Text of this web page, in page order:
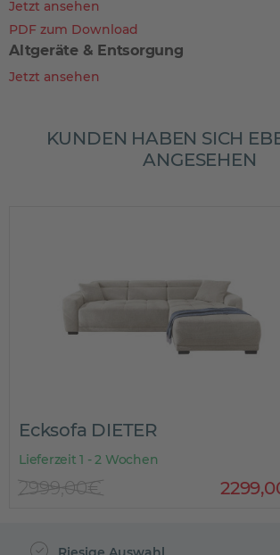
Jetzt ansehen
PDF zum Download
Altgeräte & Entsorgung
Jetzt ansehen
KUNDEN HABEN SICH
ANGESEHEN
Ecksofa DIETER
Lieferzeit 1 - 2 Wochen
2299,
2999,00€